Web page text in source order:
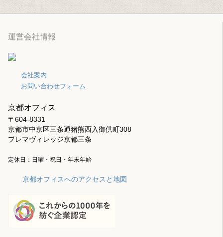
運営会社情報
会社案内
お問い合わせフォーム
京都オフィス
〒604-8331
京都市中京区三条通猪熊西入御供町308
プレマヴィレッジ京都三条
定休日：日曜・祝日・年末年始
京都オフィスへのアクセスと地図